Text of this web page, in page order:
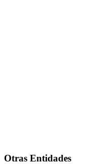
Otras Entidades